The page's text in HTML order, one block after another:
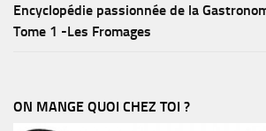
Encyclopédie passionnée de la
Tome 1 -Les Fromages
ON MANGE QUOI CHEZ TOI ?